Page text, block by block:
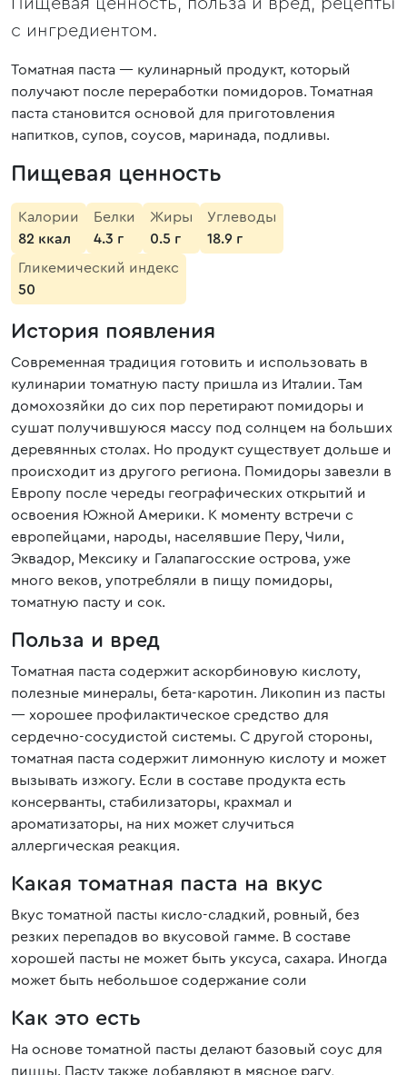
Пищевая ценность, польза и вред, рецепты
с ингредиентом.
Томатная паста — кулинарный продукт, который
получают после переработки помидоров. Томатная
паста становится основой для приготовления
напитков, супов, соусов, маринада, подливы.
Пищевая ценность
Калории
82 ккал
Белки
4.3 г
Жиры
0.5 г
Углеводы
18.9 г
Гликемический индекс
50
История появления
Современная традиция готовить и использовать в
кулинарии томатную пасту пришла из Италии. Там
домохозяйки до сих пор перетирают помидоры и
сушат получившуюся массу под солнцем на больших
деревянных столах. Но продукт существует дольше и
происходит из другого региона. Помидоры завезли в
Европу после череды географических открытий и
освоения Южной Америки. К моменту встречи с
европейцами, народы, населявшие Перу, Чили,
Эквадор, Мексику и Галапагосские острова, уже
много веков, употребляли в пищу помидоры,
томатную пасту и сок.
Польза и вред
Томатная паста содержит аскорбиновую кислоту,
полезные минералы, бета-каротин. Ликопин из пасты
— хорошее профилактическое средство для
сердечно-сосудистой системы. С другой стороны,
томатная паста содержит лимонную кислоту и может
вызывать изжогу. Если в составе продукта есть
консерванты, стабилизаторы, крахмал и
ароматизаторы, на них может случиться
аллергическая реакция.
Какая томатная паста на вкус
Вкус томатной пасты кисло-сладкий, ровный, без
резких перепадов во вкусовой гамме. В составе
хорошей пасты не может быть уксуса, сахара. Иногда
может быть небольшое содержание соли
Как это есть
На основе томатной пасты делают базовый соус для
пиццы. Пасту также добавляют в мясное рагу,